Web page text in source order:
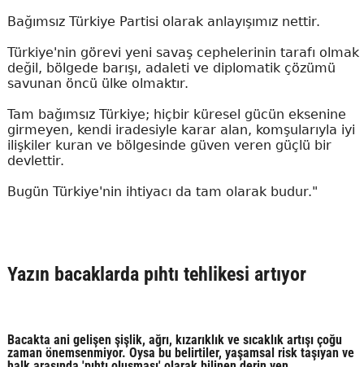
Bağımsız Türkiye Partisi olarak anlayışımız nettir.
Türkiye'nin görevi yeni savaş cephelerinin tarafı olmak
değil, bölgede barışı, adaleti ve diplomatik çözümü
savunan öncü ülke olmaktır.
Tam bağımsız Türkiye; hiçbir küresel gücün eksenine
girmeyen, kendi iradesiyle karar alan, komşularıyla iyi
ilişkiler kuran ve bölgesinde güven veren güçlü bir
devlettir.
Bugün Türkiye'nin ihtiyacı da tam olarak budur."
Yazın bacaklarda pıhtı tehlikesi artıyor
Bacakta ani gelişen şişlik, ağrı, kızarıklık ve sıcaklık artışı çoğu
zaman önemsenmiyor. Oysa bu belirtiler, yaşamsal risk taşıyan ve